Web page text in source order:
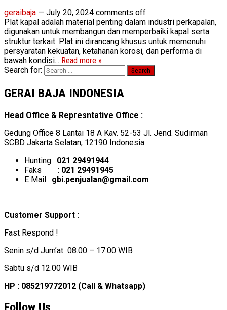
geraibaja — July 20, 2024 comments off
Plat kapal adalah material penting dalam industri perkapalan,
digunakan untuk membangun dan memperbaiki kapal serta
struktur terkait. Plat ini dirancang khusus untuk memenuhi
persyaratan kekuatan, ketahanan korosi, dan performa di
bawah kondisi... Read more »
Search for:
GERAI BAJA INDONESIA
Head Office & Represntative Office :
Gedung Office 8 Lantai 18 A Kav. 52-53 Jl. Jend. Sudirman
SCBD Jakarta Selatan, 12190 Indonesia
Hunting : 021 29491944
Faks : 021 29491945
E Mail : gbi.penjualan@gmail.com
Customer Support :
Fast Respond !
Senin s/d Jum’at 08.00 – 17.00 WIB
Sabtu s/d 12.00 WIB
HP : 085219772012 (Call & Whatsapp)